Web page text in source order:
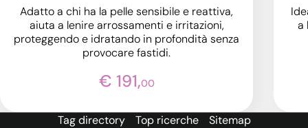
Adatto a chi ha la pelle sensibile e reattiva,
aiuta a lenire arrossamenti e irritazioni,
proteggendo e idratando in profondità senza
provocare fastidi.
€ 191,00
a
Tag directory Top ricerche Sitemap